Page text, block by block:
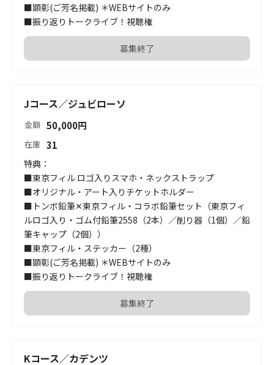
■顕彰(ご芳名掲載) ＊WEBサイトのみ
■振り返りトークライブ！視聴権
募集終了
Jコース／ジュビローソ
金額 50,000円
在庫 31
特典：
■東京フィル ロゴ入りスマホ・ネックストラップ
■オリジナル・アート入りチケットホルダー
■トンボ鉛筆✕東京フィル・コラボ鉛筆セット（東京フィ
ルロゴ入り・ゴム付鉛筆2558（2本）／削り器（1個）／鉛
筆キャップ（2個））
■東京フィル・ステッカー（2種）
■顕彰(ご芳名掲載) ＊WEBサイトのみ
■振り返りトークライブ！視聴権
募集終了
Kコース／カデンツ